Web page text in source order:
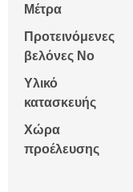
Μέτρα
Προτεινόμενες
βελόνες Νο
Υλικό
κατασκευής
Χώρα
προέλευσης